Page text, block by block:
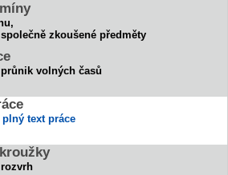
zkoušené předměty
volných časů
text práce